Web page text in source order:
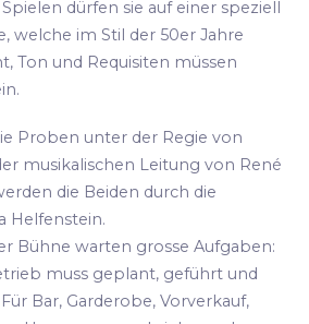
dürfen sie auf einer speziell
welche im Stil der 50er Jahre
Ton und Requisiten müssen
Proben unter der Regie von
musikalischen Leitung von René
die Beiden durch die
Helfenstein.
Bühne warten grosse Aufgaben:
muss geplant, geführt und
Bar, Garderobe, Vorverkauf,